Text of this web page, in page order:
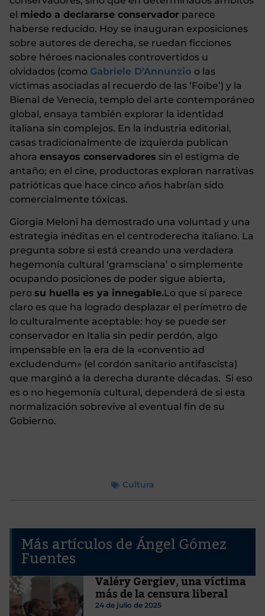
el miedo a declararse conservador parece
haberse reducido. Hoy se inauguran exposiciones
sobre autores de derecha, se ruedan ficciones
sobre héroes nacionales controvertidos u
olvidados (como Gabriele D’Annunzio o las
víctimas asociadas al recuerdo de las ‘Foibe’) y la
Bienal de Venecia, templo del arte contemporáneo
global, ensaya también explorar la identidad
italiana sin complejos. En la industria editorial,
casas tradicionalmente de izquierda publican
ahora ensayos conservadores sin el estigma de
antaño; en el cine, productoras exploran narrativas
patrióticas que hace cinco años habrían sido
comercialmente tóxicas.
Giorgia Meloni ha demostrado una voluntad y una
estrategia inéditas en el centroderecha italiano. La
pregunta sobre si está creando una verdadera
hegemonía cultural ‘gramsciana’ o simplemente
ocupando posiciones de poder sigue abierta,
pero su huella es ya innegable.Lo que sí parece
claro es que ha logrado desplazar el perímetro de
lo culturalmente aceptable: hoy se puede ser
conservador en Italia sin pedir perdón, algo
impensable en la era de la «conventio ad
excludendum» (el cordón sanitario antifascista)
que marginó a la derecha durante décadas. Si eso
es o no hegemonía cultural, dependerá de si esta
normalización sobrevive al eventual fin de su
Gobierno.
Cultura
Más artículos de Ángel Gómez
Fuentes
Valéry Gergiev, una víctima
más de la censura liberal
24 de julio de 2025